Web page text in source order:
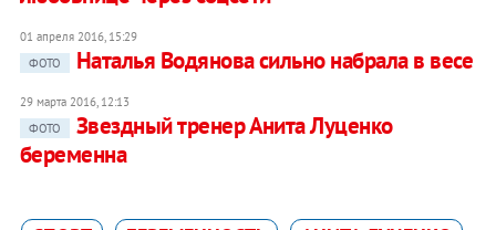
01 апреля 2016, 15:29
ФОТО
Наталья Водянова сильно набрала в весе
29 марта 2016, 12:13
ФОТО
Звездный тренер Анита Луценко
беременна